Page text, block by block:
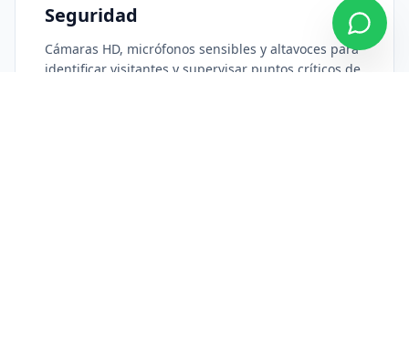
Seguridad
Cámaras HD, micrófonos sensibles y altavoces para
identificar visitantes y supervisar puntos críticos de